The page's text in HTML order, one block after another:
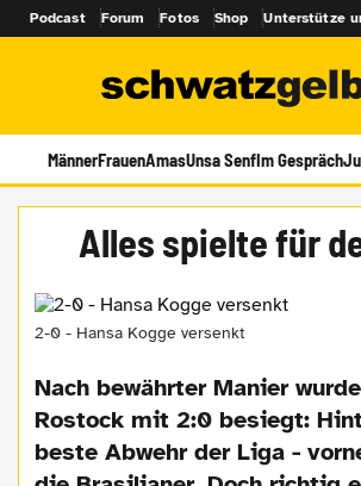
Podcast Forum Fotos Shop Unterstütze
MännerFrauenAmasUnsa SenfIm Gespräch
Alles spielte für
2-0 - Hansa Kogge versenkt
Nach bewährter Manier
Rostock mit 2:0 besiegt:
beste Abwehr der Liga -